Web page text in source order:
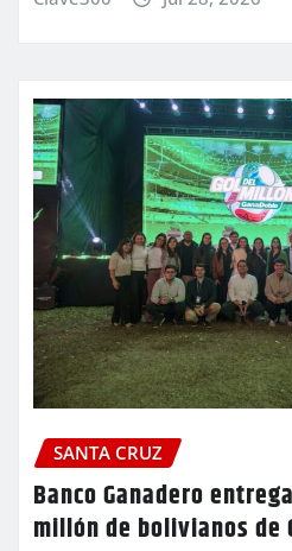
SANTA CRUZ
Banco Ganadero
millón de bolivianos de